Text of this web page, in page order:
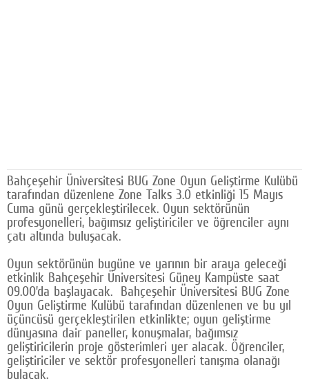
Bahçeşehir Üniversitesi BUG Zone Oyun Geliştirme Kulübü
tarafından düzenlene Zone Talks 3.0 etkinliği 15 Mayıs
Cuma günü gerçekleştirilecek. Oyun sektörünün
profesyonelleri, bağımsız geliştiriciler ve öğrenciler aynı
çatı altında buluşacak.
Oyun sektörünün bugüne ve yarının bir araya geleceği
etkinlik Bahçeşehir Üniversitesi Güney Kampüste saat
09.00’da başlayacak. Bahçeşehir Üniversitesi BUG Zone
Oyun Geliştirme Kulübü tarafından düzenlenen ve bu yıl
üçüncüsü gerçekleştirilen etkinlikte; oyun geliştirme
dünyasına dair paneller, konuşmalar, bağımsız
geliştiricilerin proje gösterimleri yer alacak. Öğrenciler,
geliştiriciler ve sektör profesyonelleri tanışma olanağı
bulacak.